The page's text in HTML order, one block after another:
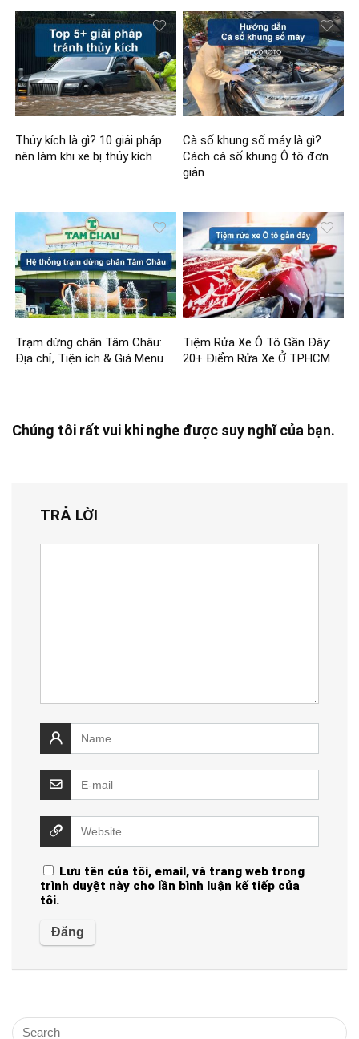
Thủy kích là gì? 10 giải pháp
nên làm khi xe bị thủy kích
Cà số khung số máy là gì?
Cách cà số khung Ô tô đơn
giản
Trạm dừng chân Tâm Châu:
Địa chỉ, Tiện ích & Giá Menu
Tiệm Rửa Xe Ô Tô Gần Đây:
20+ Điểm Rửa Xe Ở TPHCM
Chúng tôi rất vui khi nghe được suy nghĩ của bạn.
TRẢ LỜI
Lưu tên của tôi, email, và trang web trong
trình duyệt này cho lần bình luận kế tiếp của
tôi.